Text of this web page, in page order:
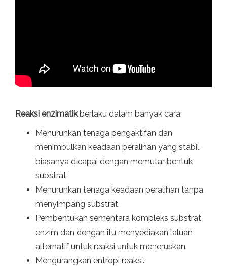
Reaksi enzimatikberlaku dalam banyak cara:
Menurunkan tenaga pengaktifan dan
menimbulkan keadaan peralihan yang stabil
biasanya dicapai dengan memutar bentuk
substrat.
Menurunkan tenaga keadaan peralihan tanpa
menyimpang substrat.
Pembentukan sementara kompleks substrat
enzim dan dengan itu menyediakan laluan
alternatif untuk reaksi untuk meneruskan.
Mengurangkan entropi reaksi.